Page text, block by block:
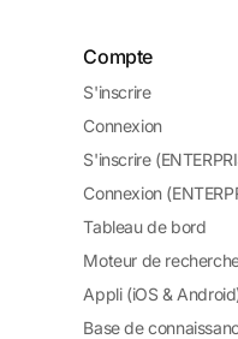
Compte
S'inscrire
Connexion
S'inscrire
Connexion
Tableau de bord
Moteur de
Appli (iOS &
Base de